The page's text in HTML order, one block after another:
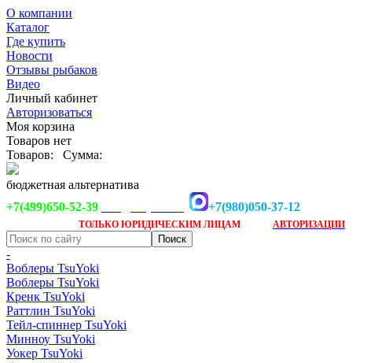
О компании
Каталог
Где купить
Новости
Отзывы рыбаков
Видео
Личный кабинет
Авторизоваться
Моя корзина
Товаров нет
Товаров:
Сумма:
бюджетная альтернатива
+7(499)650-52-39
+7(980)050-37-12
ТОЛЬКО ЮРИДИЧЕСКИМ ЛИЦАМ АВТОРИЗАЦИИ
-
Воблеры TsuYoki
Воблеры TsuYoki
Кренк TsuYoki
Раттлин TsuYoki
Тейл-спиннер TsuYoki
Минноу TsuYoki
Уокер TsuYoki